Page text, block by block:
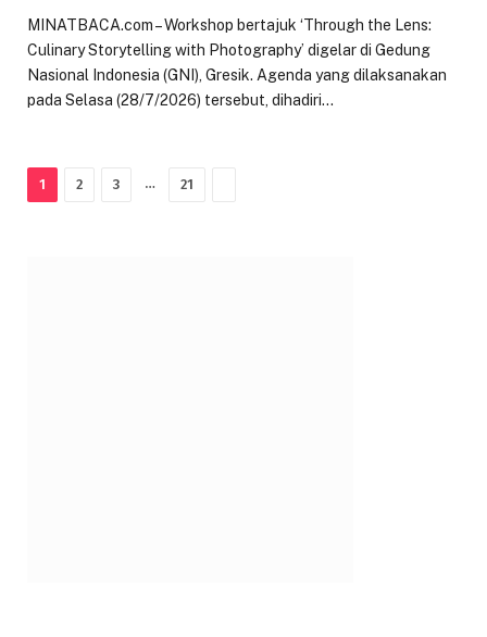
MINATBACA.com – Workshop bertajuk ‘Through the Lens:
Culinary Storytelling with Photography’ digelar di Gedung
Nasional Indonesia (GNI), Gresik. Agenda yang dilaksanakan
pada Selasa (28/7/2026) tersebut, dihadiri…
1 2 3 … 21